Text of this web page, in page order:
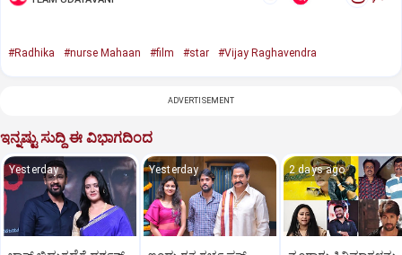
#Radhika #nurse Mahaan #film #star #Vijay Raghavendra
ADVERTISEMENT
ಇನ್ನಷ್ಟು ಸುದ್ದಿ ಈ ವಿಭಾಗದಿಂದ
Yesterday Yesterday 2 days ago